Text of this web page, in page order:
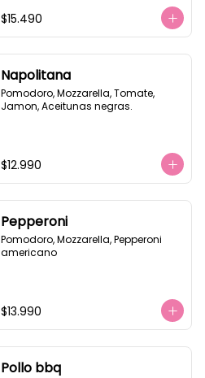
$15.490
Napolitana
Pomodoro, Mozzarella, Tomate,
Jamon, Aceitunas negras.
$12.990
Pepperoni
Pomodoro, Mozzarella, Pepperoni
americano
$13.990
Pollo bbq